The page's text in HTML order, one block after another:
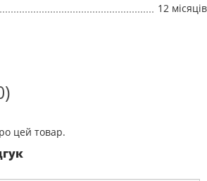
12 місяців
цей товар.